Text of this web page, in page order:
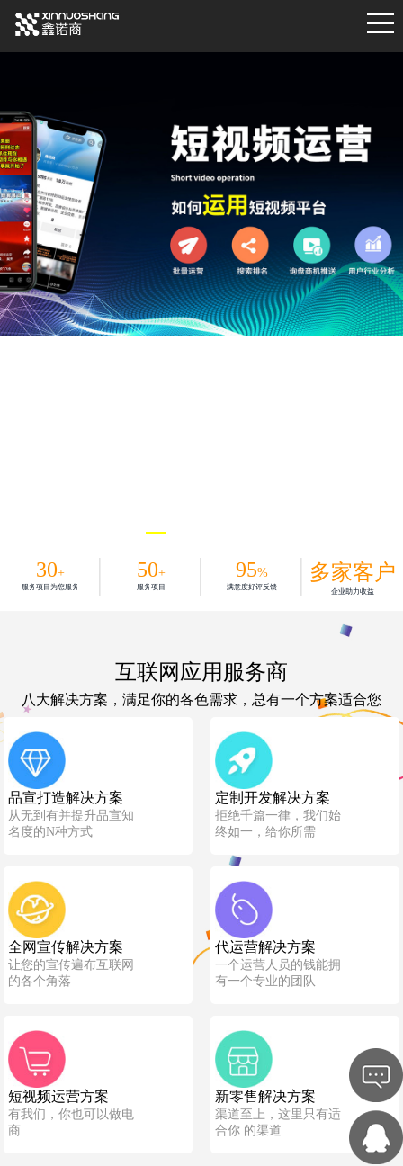
30+
服务项目为您服务
50+
服务项目
95%
满意度好评反馈
多家客户
企业助力收益
互联网应用服务商
八大解决方案，满足你的各色需求，总有一个方案适合您
品宣打造解决方案
从无到有并提升品宣知
名度的N种方式
定制开发解决方案
拒绝千篇一律，我们始
终如一，给你所需
全网宣传解决方案
让您的宣传遍布互联网
的各个角落
代运营解决方案
一个运营人员的钱能拥
有一个专业的团队
短视频运营方案
有我们，你也可以做电
商
新零售解决方案
渠道至上，这里只有适
合你 的渠道